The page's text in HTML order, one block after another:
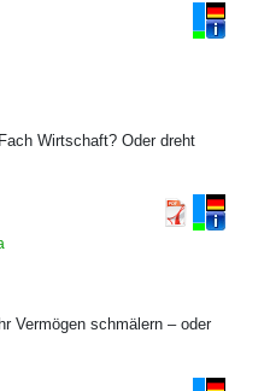
Wirtschaft? Oder dreht
Vermögen schmälern – oder